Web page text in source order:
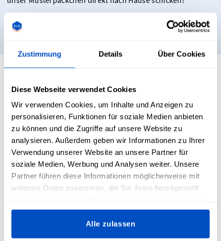
Zustimmung Details Über Cookies
Diese Webseite verwendet Cookies
Wir verwenden Cookies, um Inhalte und Anzeigen zu
personalisieren, Funktionen für soziale Medien anbieten
zu können und die Zugriffe auf unsere Website zu
analysieren. Außerdem geben wir Informationen zu Ihrer
Verwendung unserer Website an unsere Partner für
soziale Medien, Werbung und Analysen weiter. Unsere
Partner führen diese Informationen möglicherweise mit
weiteren Daten zusammen, die Sie ihnen bereitgestellt
gesammelt haben.
Alle zulassen
Aufnähen verwenden, um mein
Produktbranding zu verbessern?
Patches zum Aufnähen sind eine vielseitige und effektive
Möglichkeit, dein Produktbranding zu verbessern. Passe die
Patches an den Stil und das Designkonzept deiner Produkte
an. Für ein umfassendes Branding können zusätzlich
angebracht werden.
Die Anpassbarkeit und Individualisierung ist das Herzstück